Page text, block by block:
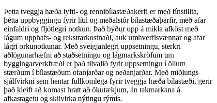
Þetta tveggja hæða lyfti- og rennibílastæðakerfi er með fínstillta,
þétta uppbyggingu fyrir lítil og meðalstór bílastæðaþarfir, með afar
einfaldri og fljótlegri notkun. Það býður upp á mikla afköst með
lágum upphafs- og rekstrarkostnaði, auk umhverfisvænnar og afar
lágri orkunotkunar. Með sveigjanlegri uppsetningu, sterkri
aðlögunarhæfni að staðsetningu og lágmarkskröfum um
byggingarverkfræði er það tilvalið fyrir uppsetningu í öllum
stærðum í bílastæðum ofanjarðar og neðanjarðar. Með miðlungs
sjálfvirkni sem hentar fullkomlega fyrir tveggja hæða bílastæði, gerir
það kleift að komast hratt að ökutækjum, án takmarkana á
afkastagetu og skilvirka nýtingu rýmis.